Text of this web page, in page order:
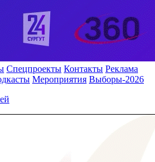
Спецпроекты Контакты Реклама
Мероприятия Выборы-2026